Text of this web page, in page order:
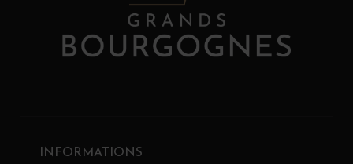
INFORMATIONS